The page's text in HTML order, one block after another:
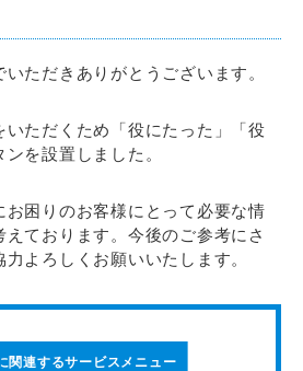
ただきありがとうございます。
いただくため「役にたった」「役
を設置しました。
困りのお客様にとって必要な情
ております。今後のご参考にさ
よろしくお願いいたします。
関連するサービスメニュー